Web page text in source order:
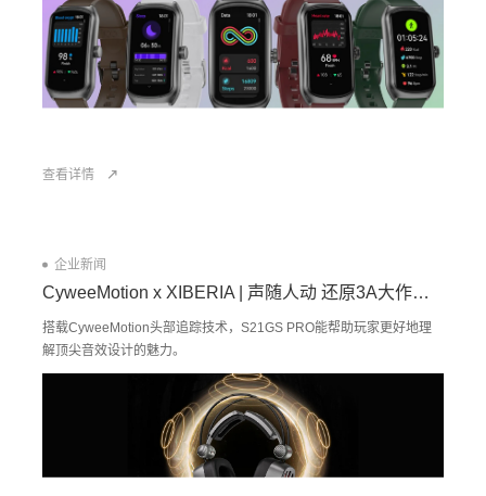
查看详情
企业新闻
CyweeMotion x XIBERIA | 声随人动 还原3A大作沉浸音效
搭载CyweeMotion头部追踪技术，S21GS PRO能帮助玩家更好地理
解顶尖音效设计的魅力。